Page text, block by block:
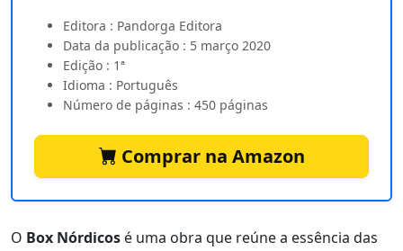
Editora : Pandorga Editora
Data da publicação : 5 março 2020
Edição : 1ª
Idioma : Português
Número de páginas : 450 páginas
Comprar na Amazon
O Box Nórdicos é uma obra que reúne a essência das